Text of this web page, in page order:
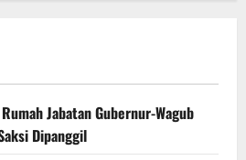
Jabatan Gubernur-Wagub
Dipanggil